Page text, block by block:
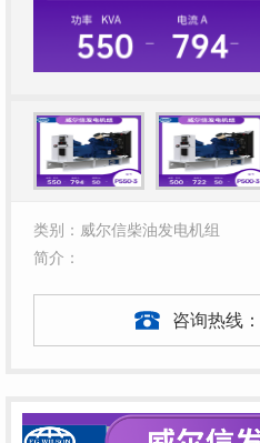
类别：威尔信柴油发电机组
简介：
咨询热线：